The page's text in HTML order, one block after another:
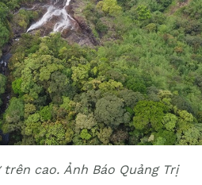
trên cao. Ảnh Báo Quảng Trị